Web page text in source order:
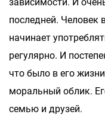
зависимости. И
последней. Человек
начинает
регулярно. И
что было в его
моральный облик.
семью и друзей.